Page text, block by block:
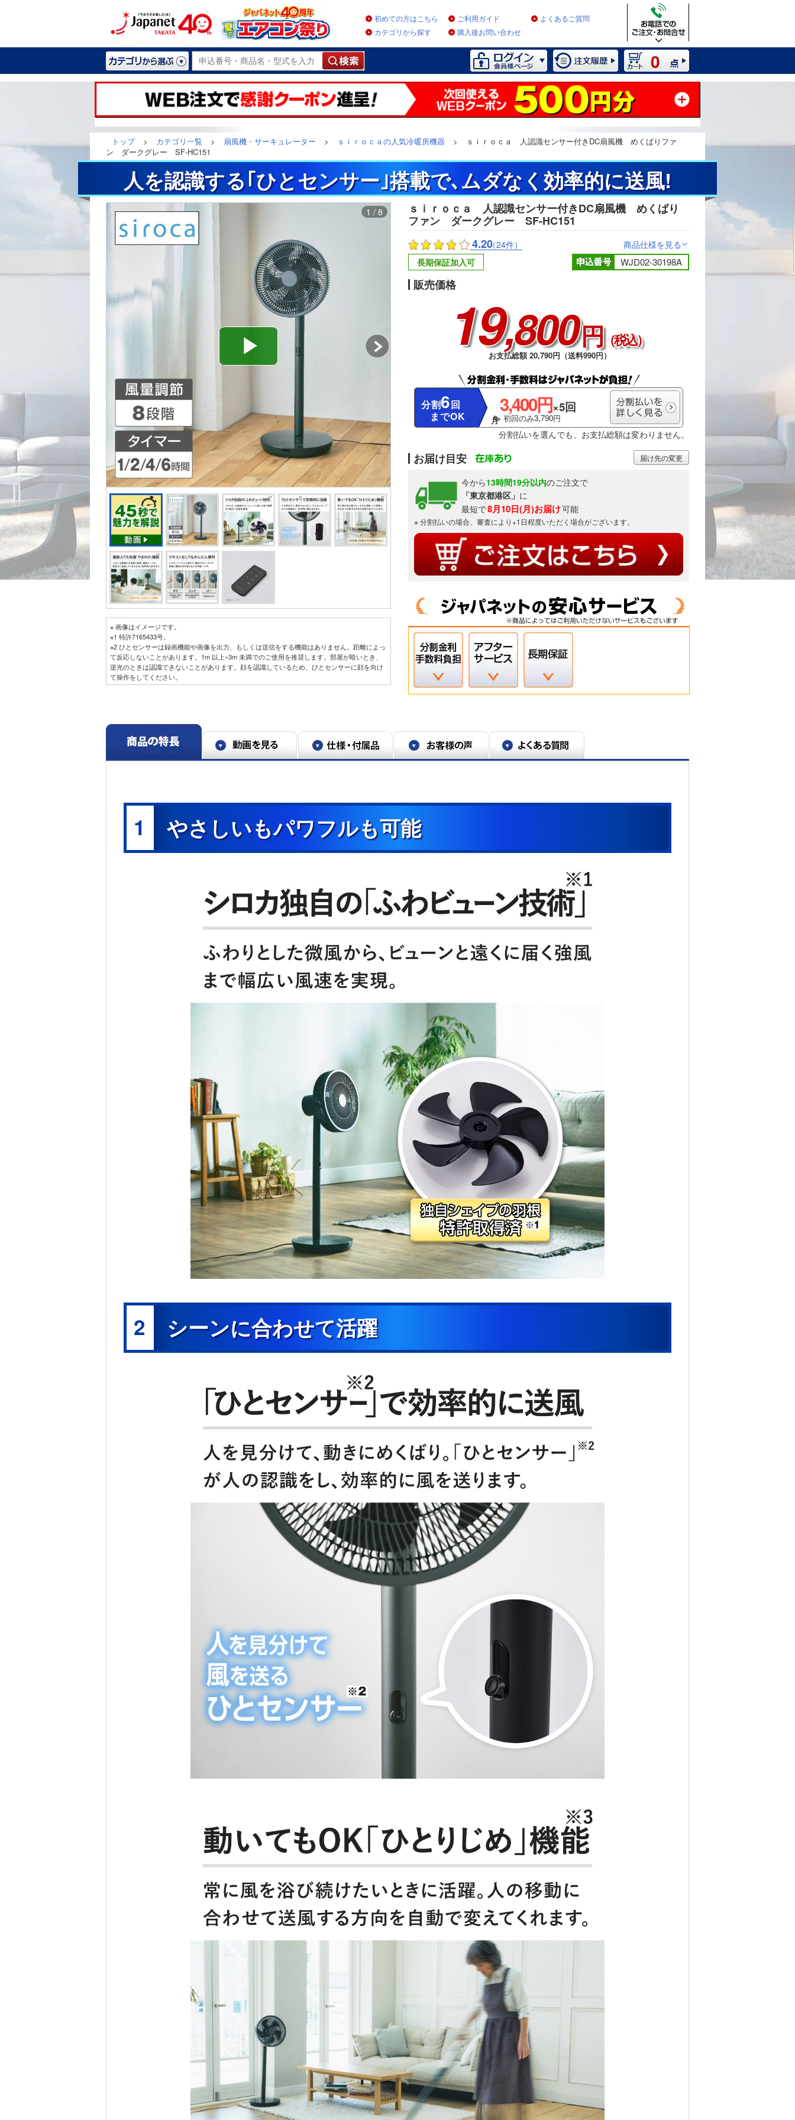
初めての方はこちら ご利用ガイド
よくあるご質問
カテゴリから探す
購入後お問い合わせ
0
トップ > カテゴリ一覧 > 扇風機・サーキュレーター > ｓｉｒｏｃａの人気冷暖房機器 >
ｓｉｒｏｃａ 人認識センサー付きDC扇風機 めくばりファ
ン ダークグレー SF-HC151
人を認識する｢ひとセンサー｣搭載で､ムダなく効率的に送風!
1 / 8 2 / 8
※ 画像はイメージです。
※1 特許7165433号。
※2 ひとセンサーは録画機能や画像を出力、もしくは送信をする機能はありません。距離によっ
て反応しないことがあります。1m 以上~3m 未満でのご使用を推奨します。部屋が暗いとき、
逆光のときは認識できないことがあります。顔を認識しているため、ひとセンサーに顔を向け
て操作をしてください。
※3 人の肩から上（顔）の形状で識別します。テレビやポスターに映る画像を人として認識した
にも、手が小さい方や、小さいお子さまの顔や手を認識できないことがあります。
ｓｉｒｏｃａ 人認識センサー付きDC扇風機 めくばり
ファン ダークグレー SF-HC151
4.20（24件） 商品仕様を見る>
長期保証加入可 WJD02-30198A
販売価格
19,800円 （税込）
お支払総額 20,790円（送料990円）
分割6回
までOK
3,400円×5回
※ 初回のみ3,790円
分割払いを選んでも、お支払総額は変わりません。
お届け目安
今から13時間19分以内のご注文で
「東京都港区」 に
最短で8月10日(月)お届け可能
※ 分割払いの場合、審査により+1日程度いただく場合がございます。
届け先の変更
1 やさしいもパワフルも可能
2 シーンに合わせて活躍